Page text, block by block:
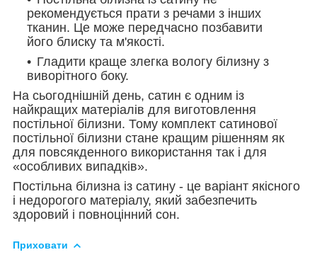
рекомендується прати з речами з інших
тканин. Це може передчасно позбавити
його блиску та м'якості.
Гладити краще злегка вологу білизну з
виворітного боку.
На сьогоднішній день, сатин є одним із
найкращих матеріалів для виготовлення
постільної білизни. Тому комплект сатинової
постільної білизни стане кращим рішенням як
для повсякденного використання так і для
«особливих випадків».
Постільна білизна із сатину - це варіант якісного
і недорогого матеріалу, який забезпечить
здоровий і повноцінний сон.
Приховати